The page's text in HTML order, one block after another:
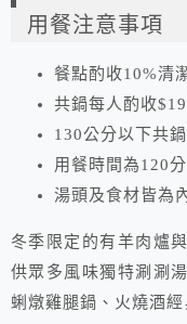
用餐注意事項
餐點酌收10%清
共鍋每人酌收
130公分以下共
用餐時間為120
湯頭及食材皆為
冬季限定的有羊肉爐
供眾多風味獨特涮涮
蜊燉雞腿鍋、火燒酒